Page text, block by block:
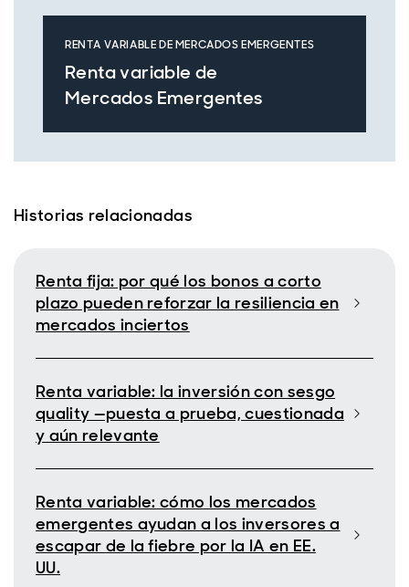
RENTA VARIABLE DE MERCADOS EMERGENTES
Renta variable de
Mercados Emergentes
Historias relacionadas
Renta fija: por qué los bonos a corto
plazo pueden reforzar la resiliencia en
mercados inciertos
Renta variable: la inversión con sesgo
quality —puesta a prueba, cuestionada
y aún relevante
Renta variable: cómo los mercados
emergentes ayudan a los inversores a
escapar de la fiebre por la IA en EE.
UU.